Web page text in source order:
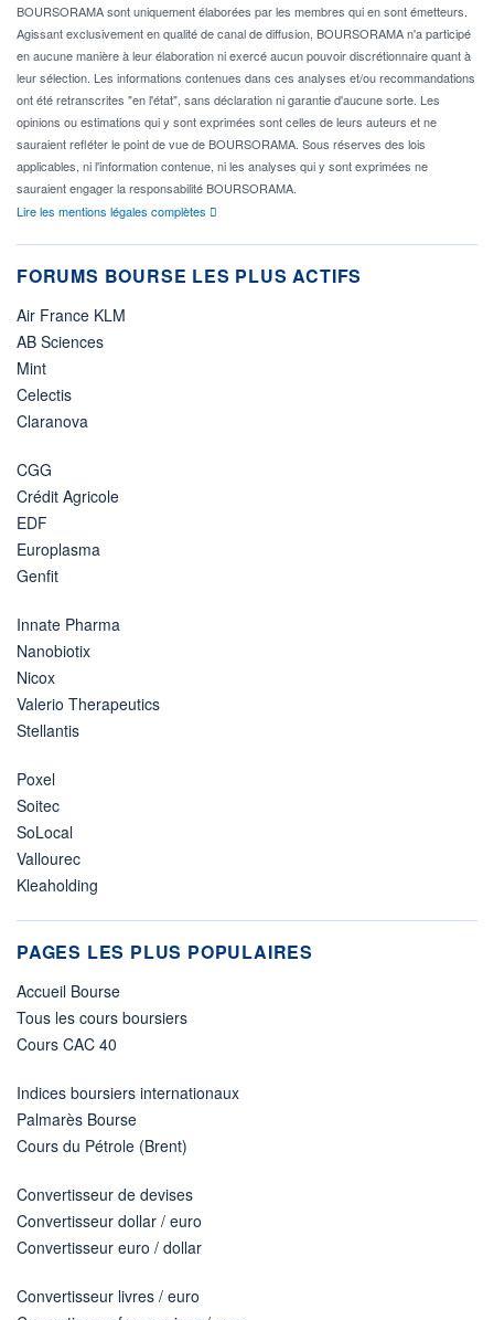
BOURSORAMA sont uniquement élaborées par les membres qui en sont émetteurs.
Agissant exclusivement en qualité de canal de diffusion, BOURSORAMA n'a participé
en aucune manière à leur élaboration ni exercé aucun pouvoir discrétionnaire quant à
leur sélection. Les informations contenues dans ces analyses et/ou recommandations
ont été retranscrites "en l'état", sans déclaration ni garantie d'aucune sorte. Les
opinions ou estimations qui y sont exprimées sont celles de leurs auteurs et ne
sauraient refléter le point de vue de BOURSORAMA. Sous réserves des lois
applicables, ni l'information contenue, ni les analyses qui y sont exprimées ne
sauraient engager la responsabilité BOURSORAMA.
Lire les mentions légales complètes
FORUMS BOURSE LES PLUS ACTIFS
Air France KLM
AB Sciences
Mint
Celectis
Claranova
CGG
Crédit Agricole
EDF
Europlasma
Genfit
Innate Pharma
Nanobiotix
Nicox
Valerio Therapeutics
Stellantis
Poxel
Soitec
SoLocal
Vallourec
Kleaholding
PAGES LES PLUS POPULAIRES
Accueil Bourse
Tous les cours boursiers
Cours CAC 40
Indices boursiers internationaux
Palmarès Bourse
Cours du Pétrole (Brent)
Convertisseur de devises
Convertisseur dollar / euro
Convertisseur euro / dollar
Convertisseur livres / euro